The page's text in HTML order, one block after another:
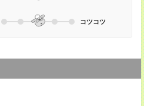
コツコツ